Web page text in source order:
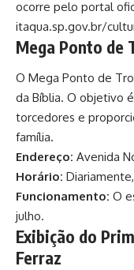
ocorre pelo portal
itaqua.sp.gov.br/
Mega Ponto de
O Mega Ponto de
da Bíblia. O objetivo
torcedores e
família.
Endereço: Avenida
Horário:
Funcionamento: O
julho.
Exibição do
Ferraz